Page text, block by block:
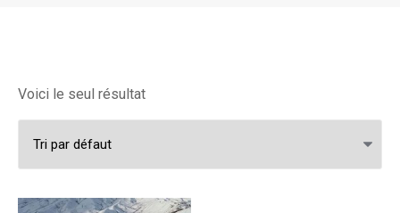
Voici le seul résultat